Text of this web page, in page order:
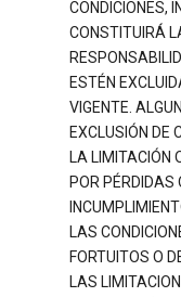
CONDICIONES,
CONSTITUIRÁ
ESTÉN
VIGENTE.
EXCLUSIÓN DE
LA LIMITACIÓN
POR PÉRDIDAS
LAS
FORTUITOS O
LAS